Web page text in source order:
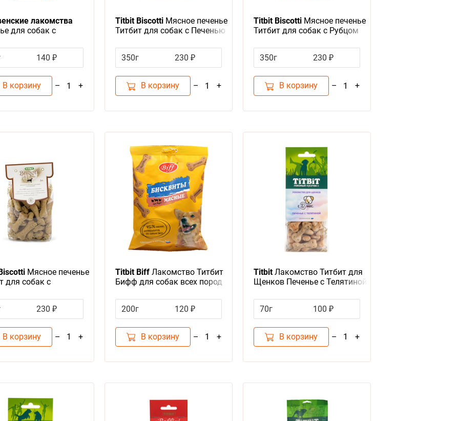
лакомства
для собак с
140 ₽
В корзину – 1 +
Titbit BiscottiМясное печенье
Титбит для собак с Печенью
поощрения
350г 230 ₽
В корзину – 1 +
Titbit BiscottiМясное печенье
Титбит для собак с Рубцом
поощрения
350г 230 ₽
В корзину – 1 +
Мясное печенье
для собак с
230 ₽
В корзину – 1 +
Titbit BiffЛакомство Титбит
Бифф для собак всех пород
200г
120 ₽
В корзину – 1 +
TitbitЛакомство Титбит для
Щенков Печенье с Телятиной
70г 100 ₽
В корзину – 1 +